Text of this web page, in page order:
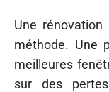
Une
méthode. Une
meilleures
sur des